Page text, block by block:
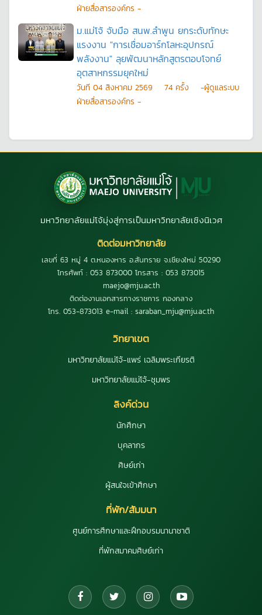
ฝ่ายสื่อสารองค์กร -
ม.แม่โจ้ จับมือ สนพ.ลำพูน ยกระดับทักษะ
แรงงาน "การเชื่อมอาร์กโลหะอุปกรณ์
พลังงาน" ลุยพัฒนาหลักสูตรตอบโจทย์
อุตสาหกรรมยุคใหม่
วันที 04 สิงหาคม 2569 74 ครั้ง
-ผู้ดูแลระบบ
ฝ่ายสื่อสารองค์กร -
มหาวิทยาลัยแม่โจ้มุ่งสู่การเป็นมหาวิทยาลัยเชิงนิเวศ
ติดต่อมหาวิทยาลัย
เลขที่ 63 หมู่ 4 ต.หนองหาร อ.สันทราย จ.เชียงใหม่ 50290
โทรศัพท์ : 053 873000 โทรสาร : 053 873015
maejo@mju.ac.th
ติดต่องานเอกสารทางราชการ กองกลาง
โทร. 053-873013 e-mail : saraban_mju@mju.ac.th
วิทยาเขต
มหาวิทยาลัยแม่โจ้-แพร่ เฉลิมพระเกียรติ
มหาวิทยาลัยแม่โจ้-ชุมพร
ลิงค์ด่วน
นักศึกษา
บุคลากร
ศิษย์เก่า
ผู้สนใจเข้าศึกษา
ที่พัก/สัมมนา
ศูนย์การศึกษาและฝึกอบรมนานาชาติ
ที่พักสมาคมศิษย์เก่า